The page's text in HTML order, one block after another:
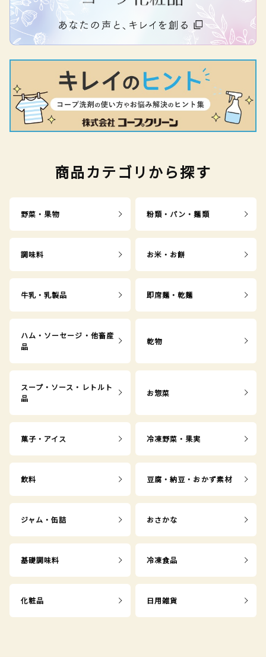
商品カテゴリから探す
野菜・果物 粉類・パン・麺類
調味料 お米・お餅
牛乳・乳製品 即席麺・乾麺
ハム・ソーセージ・他畜産
品
乾物
スープ・ソース・レトルト
品
お惣菜
菓子・アイス 冷凍野菜・果実
飲料 豆腐・納豆・おかず素材
ジャム・缶詰 おさかな
基礎調味料 冷凍食品
化粧品 日用雑貨